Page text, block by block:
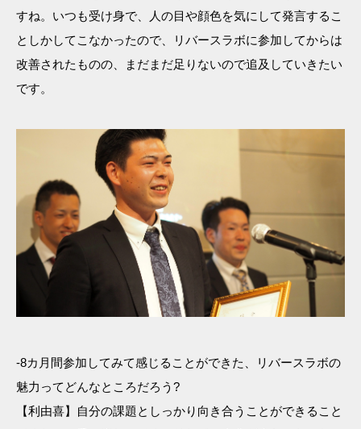
すね。いつも受け身で、人の目や顔色を気にして発言するこ
としかしてこなかったので、リバースラボに参加してからは
改善されたものの、まだまだ足りないので追及していきたい
です。
-8カ月間参加してみて感じることができた、リバースラボの
魅力ってどんなところだろう?
【利由喜】自分の課題としっかり向き合うことができること